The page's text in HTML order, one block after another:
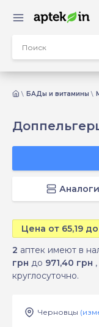
БАДы и витамины
Аналоги
Цена от 65,19
2 аптек имеют в
грн до 971,40 грн
круглосуточно.
Черновцы